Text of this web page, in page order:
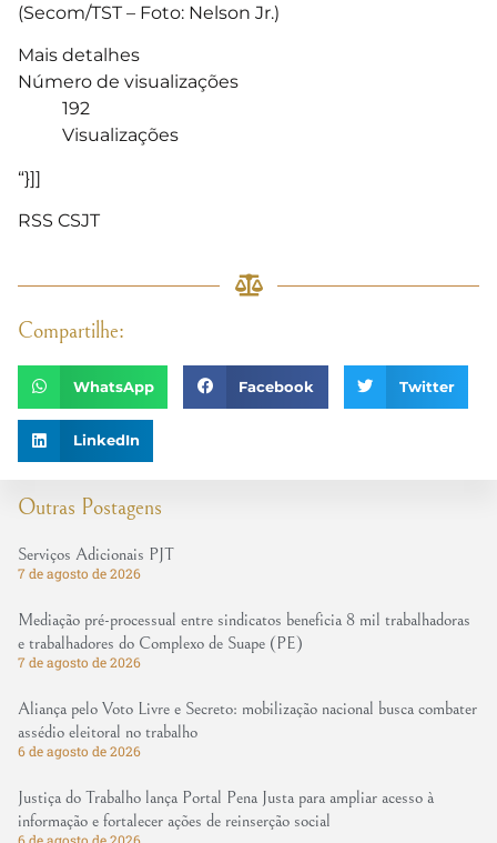
Outras Postagens
Serviços Adicionais PJT
7 de agosto de 2026
Mediação pré-processual entre sindicatos beneficia 8 mil trabalhadoras
e trabalhadores do Complexo de Suape (PE)
7 de agosto de 2026
Aliança pelo Voto Livre e Secreto: mobilização nacional busca combater
assédio eleitoral no trabalho
6 de agosto de 2026
Justiça do Trabalho lança Portal Pena Justa para ampliar acesso à
informação e fortalecer ações de reinserção social
6 de agosto de 2026
(Secom/TST – Foto: Nelson Jr.)
Mais detalhes
Número de visualizações
192
Visualizações
“}]]
RSS CSJT
Compartilhe:
WhatsApp Facebook Twitter
LinkedIn